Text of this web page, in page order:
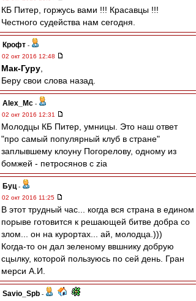
КБ Питер, горжусь вами !!! Красавцы !!!
Честного судейства нам сегодня.
Крофт -
02 окт 2016 12:48
Мак-Гуру
Беру свои слова назад.
Alex_Mc -
02 окт 2016 12:31
Молодцы КБ Питер, умницы. Это наш ответ
"про самый популярный клуб в стране"
заплывшему клоуну Погорелову, одному из
бомжей - петросянов с zia
Буц -
02 окт 2016 11:25
В этот трудный час... когда вся страна в едином
порыве готовится к решающей битве добра со
злом... он на курортах... ай, молодца.)))
Когда-то он дал зеленому ввшнику добрую
сцылку, которой пользуюсь по сей день. Гран
мерси А.И.
Savio_Spb -